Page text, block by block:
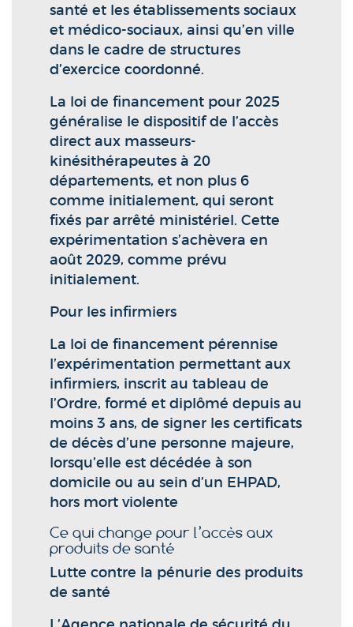
santé et les établissements sociaux
et médico-sociaux, ainsi qu’en ville
dans le cadre de structures
d’exercice coordonné.
La loi de financement pour 2025
généralise le dispositif de l’accès
direct aux masseurs-
kinésithérapeutes à 20
départements, et non plus 6
comme initialement, qui seront
fixés par arrêté ministériel. Cette
expérimentation s’achèvera en
août 2029, comme prévu
initialement.
Pour les infirmiers
La loi de financement pérennise
l’expérimentation permettant aux
infirmiers, inscrit au tableau de
l’Ordre, formé et diplômé depuis au
moins 3 ans, de signer les certificats
de décès d’une personne majeure,
lorsqu’elle est décédée à son
domicile ou au sein d’un EHPAD,
hors mort violente
Ce qui change pour l’accès aux
produits de santé
Lutte contre la pénurie des produits
de santé